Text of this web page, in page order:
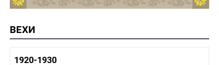
ВЕХИ
1920-1930